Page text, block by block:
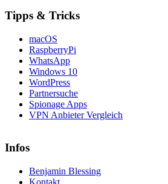
Tipps & Tricks
macOS
RaspberryPi
WhatsApp
Windows 10
WordPress
Partnersuche
Spionage Apps
VPN Anbieter Vergleich
Infos
Benjamin Blessing
Kontakt